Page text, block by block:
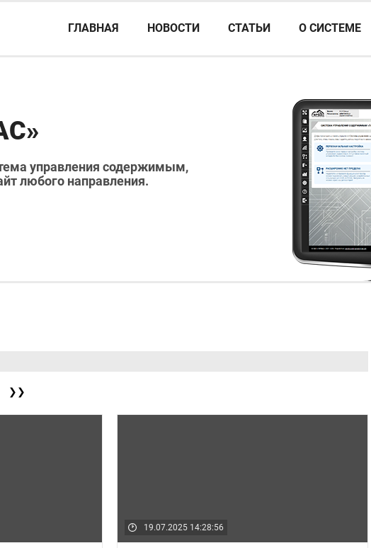
ГЛАВНАЯ НОВОСТИ СТАТЬИ О СИСТЕМЕ
управления содержимым,
любого направления.
❯❯
19.07.2025 14:28:56